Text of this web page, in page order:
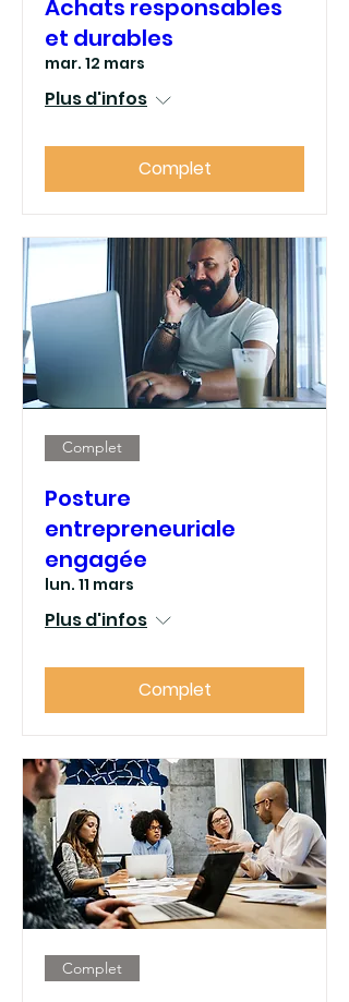
Achats responsables
et durables
mar. 12 mars
Plus d'infos
Complet
Complet
Posture
entrepreneuriale
engagée
lun. 11 mars
Plus d'infos
Complet
Complet